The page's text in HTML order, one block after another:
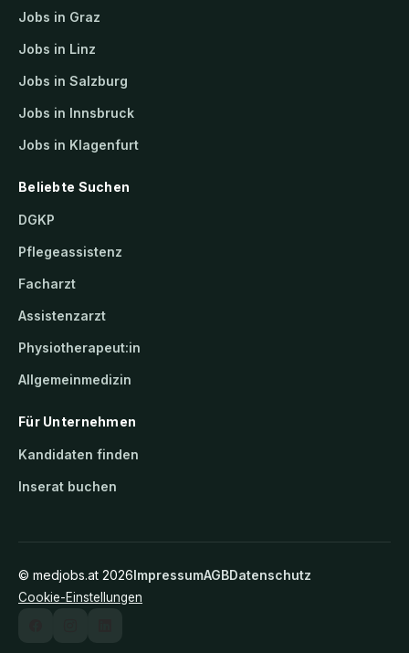
Jobs in Graz
Jobs in Linz
Jobs in Salzburg
Jobs in Innsbruck
Jobs in Klagenfurt
Beliebte Suchen
DGKP
Pflegeassistenz
Facharzt
Assistenzarzt
Physiotherapeut:in
Allgemeinmedizin
Für Unternehmen
Kandidaten finden
Inserat buchen
© medjobs.at 2026ImpressumAGBDatenschutz
Cookie-Einstellungen